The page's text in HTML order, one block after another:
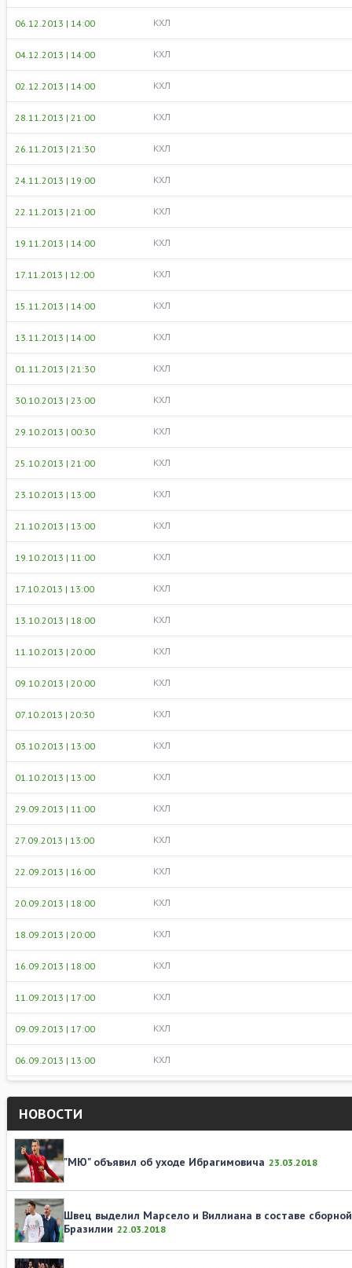
06.12.2013 | 14:00 КХЛ
04.12.2013 | 14:00 КХЛ
02.12.2013 | 14:00 КХЛ
28.11.2013 | 21:00 КХЛ
26.11.2013 | 21:30 КХЛ
24.11.2013 | 19:00 КХЛ
22.11.2013 | 21:00 КХЛ
19.11.2013 | 14:00 КХЛ
17.11.2013 | 12:00 КХЛ
15.11.2013 | 14:00 КХЛ
13.11.2013 | 14:00 КХЛ
01.11.2013 | 21:30 КХЛ
30.10.2013 | 23:00 КХЛ
29.10.2013 | 00:30 КХЛ
25.10.2013 | 21:00 КХЛ
23.10.2013 | 13:00 КХЛ
21.10.2013 | 13:00 КХЛ
19.10.2013 | 11:00 КХЛ
17.10.2013 | 13:00 КХЛ
13.10.2013 | 18:00 КХЛ
11.10.2013 | 20:00 КХЛ
09.10.2013 | 20:00 КХЛ
07.10.2013 | 20:30 КХЛ
03.10.2013 | 13:00 КХЛ
01.10.2013 | 13:00 КХЛ
29.09.2013 | 11:00 КХЛ
27.09.2013 | 13:00 КХЛ
22.09.2013 | 16:00 КХЛ
20.09.2013 | 18:00 КХЛ
18.09.2013 | 20:00 КХЛ
16.09.2013 | 18:00 КХЛ
11.09.2013 | 17:00 КХЛ
09.09.2013 | 17:00 КХЛ
06.09.2013 | 13:00 КХЛ
НОВОСТИ
"МЮ" объявил об уходе Ибрагимовича 23.03.2018
Швец выделил Марсело и Виллиана в составе сборной
Бразилии 22.03.2018